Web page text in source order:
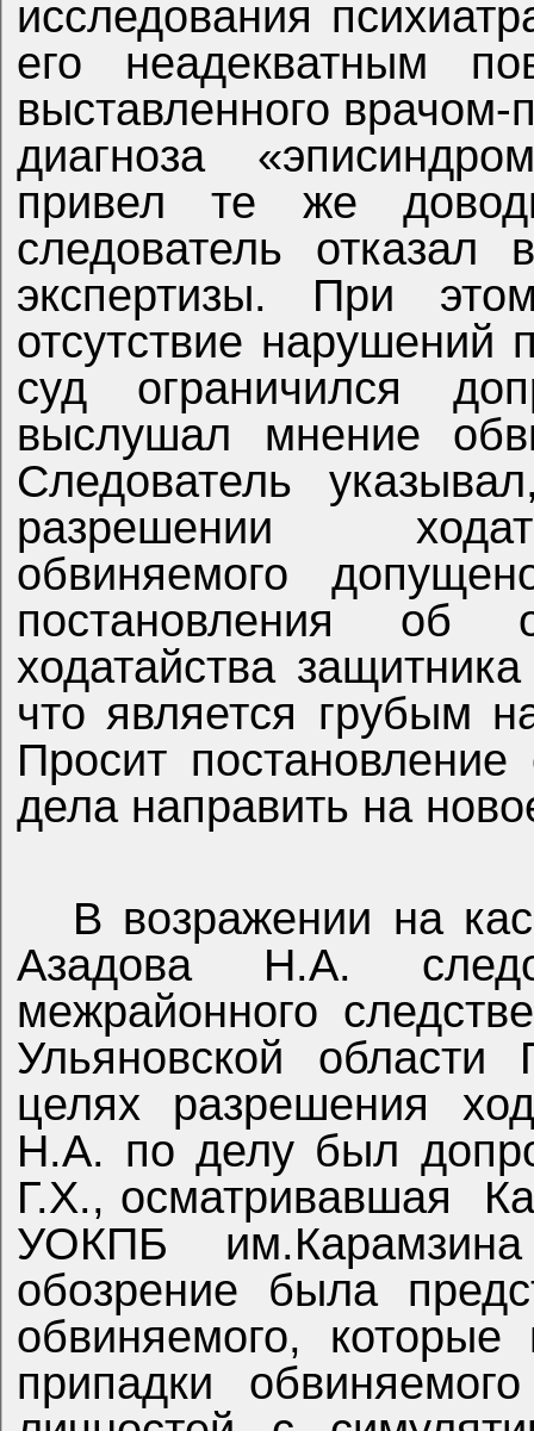
исследования
его неадекватным
выставленного
диагноза
привел те же
следователь отказал
экспертизы. При
отсутствие нарушений
суд ограничился
выслушал мнение
Следователь
разрешении
обвиняемого
постановления об
ходатайства
что является грубым
Просит
дела направить на
В возражении на
Азадова Н.А.
межрайонного
Ульяновской
целях разрешения
Н.А. по делу был
Г.Х., осматривавшая
УОКПБ
обозрение была
обвиняемого, которые
припадки